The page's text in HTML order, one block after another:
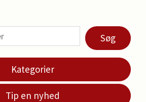
Søg
Kategorier
Tip en nyhed